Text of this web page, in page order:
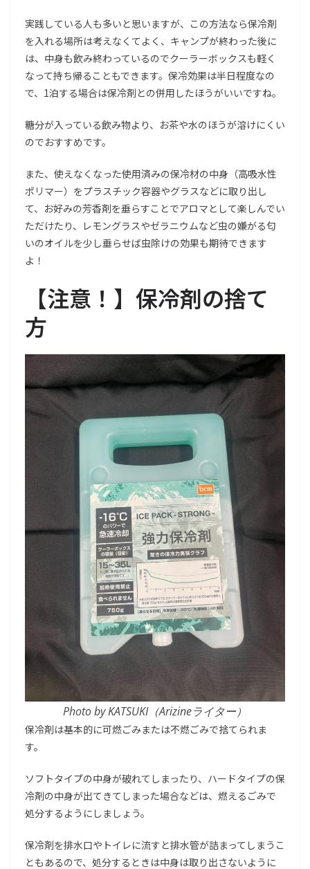
実践している人も多いと思いますが、この方法なら保冷剤
を入れる場所は考えなくてよく、キャンプが終わった後に
は、中身も飲み終わっているのでクーラーボックスも軽く
なって持ち帰ることもできます。保冷効果は半日程度なの
で、1泊する場合は保冷剤との併用したほうがいいですね。
糖分が入っている飲み物より、お茶や水のほうが溶けにくい
のでおすすめです。
また、使えなくなった使用済みの保冷材の中身（高吸水性
ポリマー）をプラスチック容器やグラスなどに取り出し
て、お好みの芳香剤を垂らすことでアロマとして楽しんでい
ただけたり、レモングラスやゼラニウムなど虫の嫌がる匂
いのオイルを少し垂らせば虫除けの効果も期待できます
よ！
【注意！】保冷剤の捨て
方
Photo by KATSUKI（Arizineライター）
保冷剤は基本的に可燃ごみまたは不燃ごみで捨てられま
す。
ソフトタイプの中身が破れてしまったり、ハードタイプの保
冷剤の中身が出てきてしまった場合などは、燃えるごみで
処分するようにしましょう。
保冷剤を排水口やトイレに流すと排水管が詰まってしまうこ
ともあるので、処分するときは中身は取り出さないように